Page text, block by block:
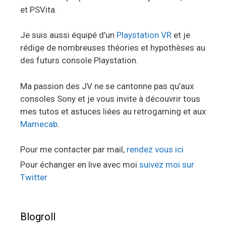
et PSVita.
Je suis aussi équipé d’un Playstation VR et je
rédige de nombreuses théories et hypothèses au
des futurs console Playstation.
Ma passion des JV ne se cantonne pas qu’aux
consoles Sony et je vous invite à découvrir tous
mes tutos et astuces liées au retrogaming et aux
Mamecab.
Pour me contacter par mail, rendez vous ici
Pour échanger en live avec moi suivez moi sur
Twitter
Blogroll